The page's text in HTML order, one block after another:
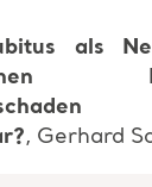
als
, Gerhard